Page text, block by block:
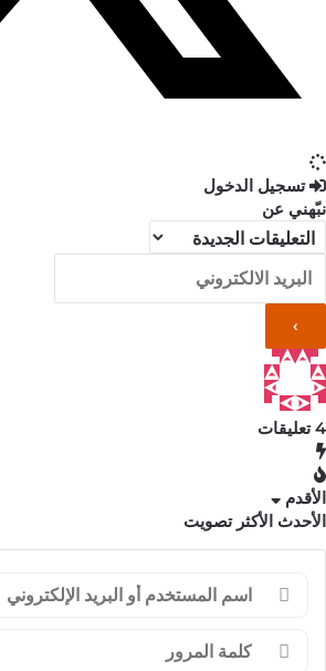
تسجيل الدخول
نبّهني عن
4تعليقات
الأقدم
الأحدث الأكثر تصويت